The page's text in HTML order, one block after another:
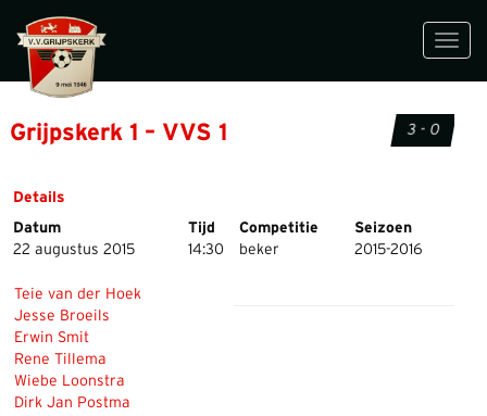
Grijpskerk 1 – VVS 1 3 - 0
Details
Datum
Tijd Competitie
Seizoen
22 augustus 2015
14:30 beker 2015-2016
Teie van der Hoek
Jesse Broeils
Erwin Smit
Rene Tillema
Wiebe Loonstra
Dirk Jan Postma